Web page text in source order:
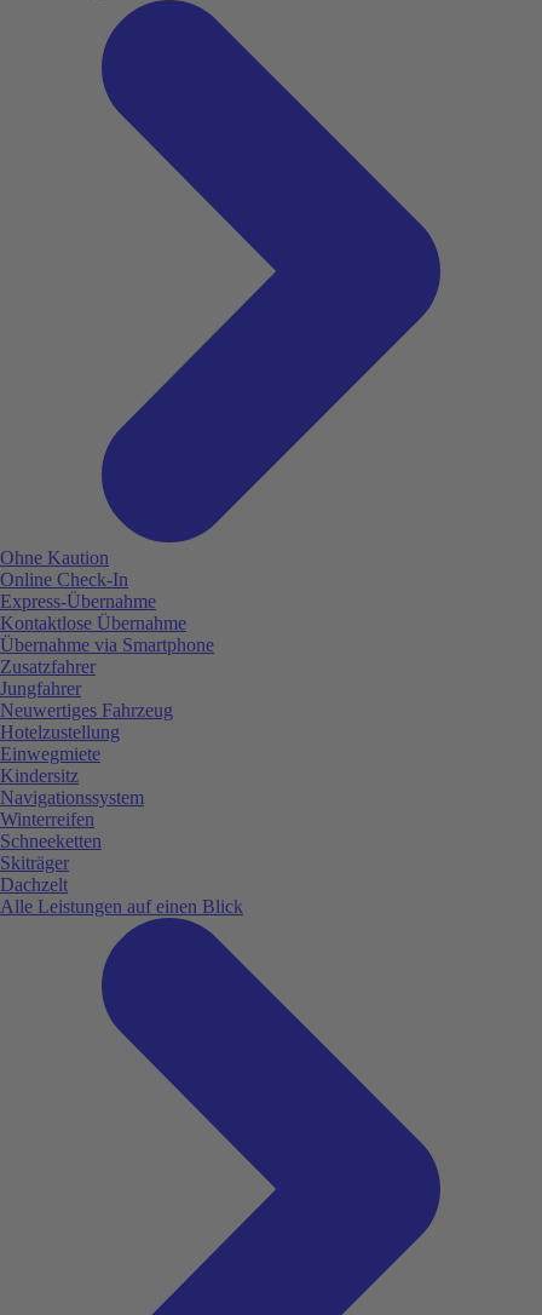
Ohne Kaution
Online Check-In
Express-Übernahme
Kontaktlose Übernahme
Übernahme via Smartphone
Zusatzfahrer
Jungfahrer
Neuwertiges Fahrzeug
Hotelzustellung
Einwegmiete
Kindersitz
Navigationssystem
Winterreifen
Schneeketten
Skiträger
Dachzelt
Alle Leistungen auf einen Blick